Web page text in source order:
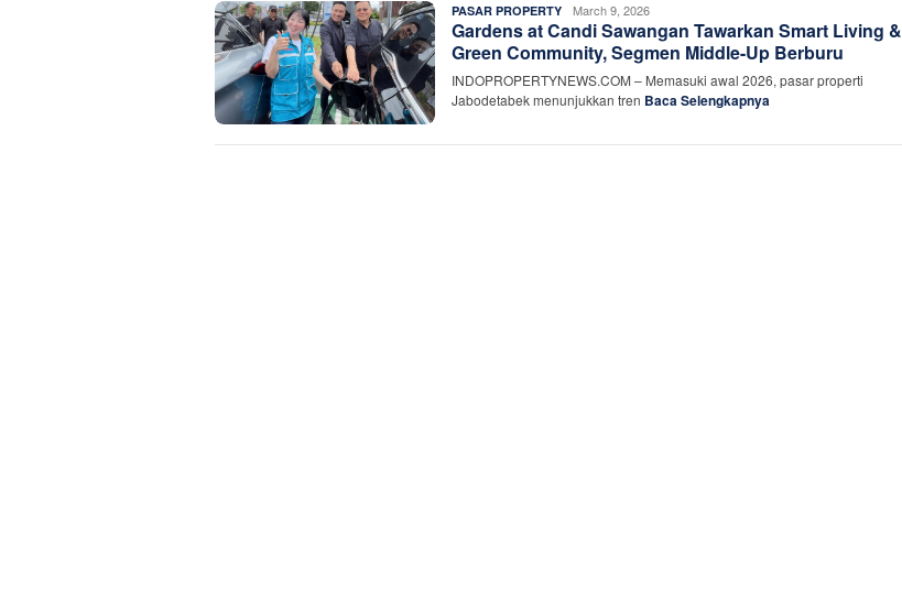
PASAR PROPERTY Rasyid
Rafiq
March 9, 2026
Gardens at Candi Sawangan Tawarkan Smart Living &
Green Community, Segmen Middle-Up Berburu
INDOPROPERTYNEWS.COM – Memasuki awal 2026, pasar properti
Jabodetabek menunjukkan tren Baca Selengkapnya